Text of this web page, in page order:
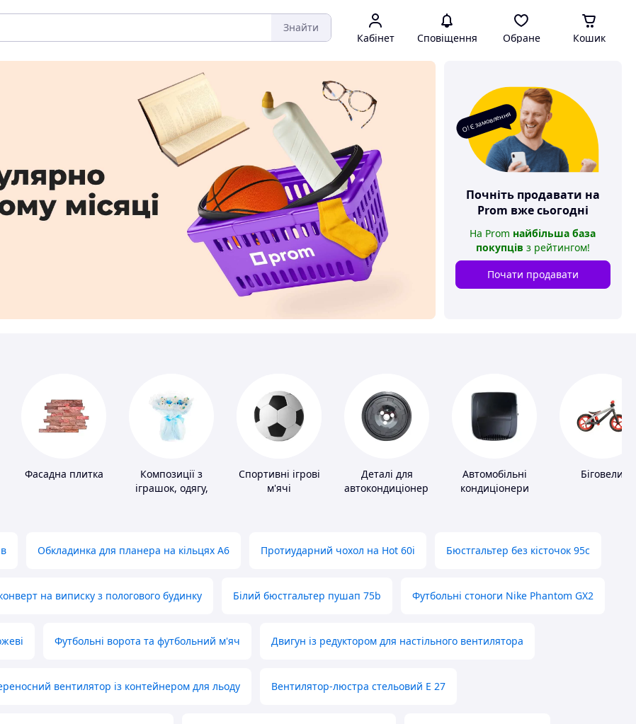
Знайти
Кабінет Сповіщення Обране Кошик
О! Є замовлення
Почніть продавати на
Prom вже сьогодні
На Prom найбільша база
покупців з рейтингом!
Почати продавати
Фасадна плитка
Композиції з
іграшок, одягу,
Спортивні ігрові
м'ячі
Деталі для
автокондиціонерів
Автомобільні
кондиціонери
Біговели
Обкладинка для планера на кільцях А6 Протиударний чохол на Hot 60i Бюстгальтер без кісточок 95с
на виписку з пологового будинку Білий бюстгальтер пушап 75b Футбольні стоноги Nike Phantom GX2
Футбольні ворота та футбольний м'яч Двигун із редуктором для настільного вентилятора
вентилятор із контейнером для льоду Вентилятор-люстра стельовий E 27